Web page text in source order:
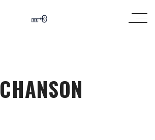
CHANSON